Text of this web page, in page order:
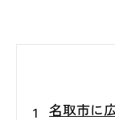
名取市に